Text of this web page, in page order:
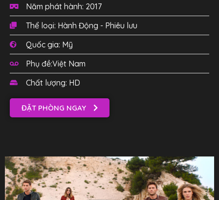
Năm phát hành: 2017
Thể loại: Hành Động - Phiêu lưu
Quốc gia: Mỹ
Phụ đề:Việt Nam
Chất lượng: HD
ĐẶT PHÒNG NGAY